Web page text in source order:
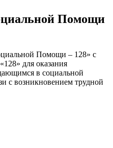
Помощи
Помощи – 128» с
для оказания
в социальной
с возникновением трудной